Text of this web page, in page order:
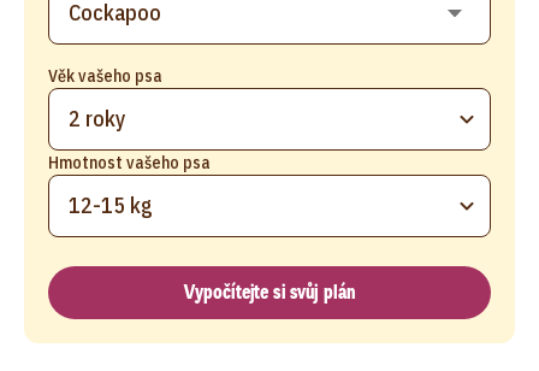
Věk vašeho psa
2 roky
Hmotnost vašeho psa
12-15 kg
Vypočítejte si svůj plán